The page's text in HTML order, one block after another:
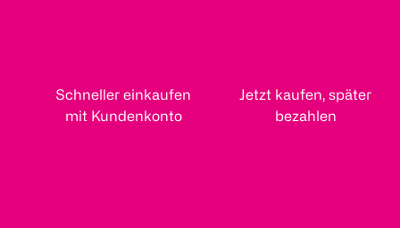
Schneller einkaufen
mit Kundenkonto
Jetzt kaufen, später
bezahlen